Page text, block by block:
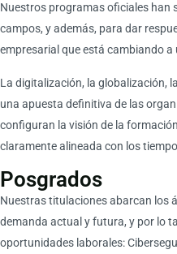
Nuestros programas oficiales han
campos, y además, para dar
empresarial que está cambiando a
La digitalización, la globalización,
una apuesta definitiva de las
configuran la visión de la
claramente alineada con los
Posgrados
Nuestras titulaciones abarcan los
demanda actual y futura, y por lo
oportunidades laborales: